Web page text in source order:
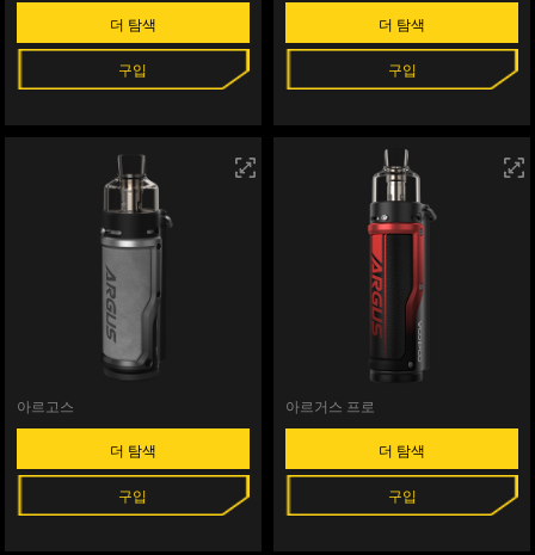
더 탐색
구입
더 탐색
구입
아르고스
더 탐색
구입
아르거스 프로
더 탐색
구입